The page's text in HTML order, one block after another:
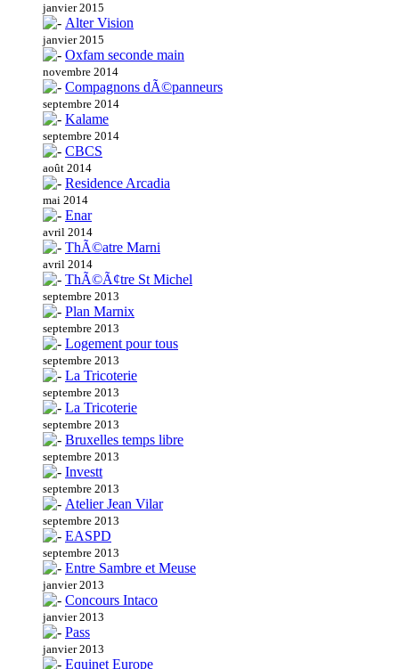
janvier 2015
Alter Vision
janvier 2015
Oxfam seconde main
novembre 2014
Compagnons dÃ©panneurs
septembre 2014
Kalame
septembre 2014
CBCS
août 2014
Residence Arcadia
mai 2014
Enar
avril 2014
ThÃ©atre Marni
avril 2014
ThÃ©Ã¢tre St Michel
septembre 2013
Plan Marnix
septembre 2013
Logement pour tous
septembre 2013
La Tricoterie
septembre 2013
La Tricoterie
septembre 2013
Bruxelles temps libre
septembre 2013
Investt
septembre 2013
Atelier Jean Vilar
septembre 2013
EASPD
septembre 2013
Entre Sambre et Meuse
janvier 2013
Concours Intaco
janvier 2013
Pass
janvier 2013
Equinet Europe